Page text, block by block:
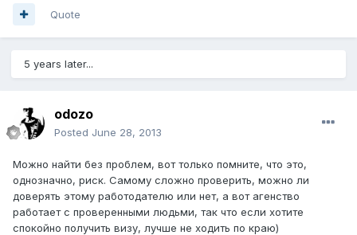
Quote
5 years later...
odozo
Posted June 28, 2013
Можно найти без проблем, вот только помните, что это,
однозначно, риск. Самому сложно проверить, можно ли
доверять этому работодателю или нет, а вот агенство
работает с проверенными людьми, так что если хотите
спокойно получить визу, лучше не ходить по краю)